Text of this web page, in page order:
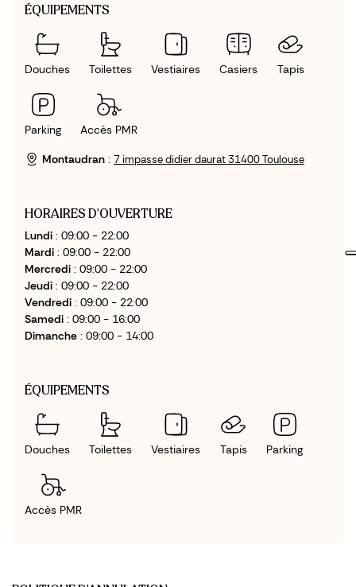
ÉQUIPEMENTS
Douches Toilettes Vestiaires Casiers Tapis
Parking Accès PMR
Montaudran : 7 impasse didier daurat 31400 Toulouse
HORAIRES D'OUVERTURE
Lundi : 09:00 - 22:00
Mardi : 09:00 - 22:00
Mercredi : 09:00 - 22:00
Jeudi : 09:00 - 22:00
Vendredi : 09:00 - 22:00
Samedi : 09:00 - 16:00
Dimanche : 09:00 - 14:00
ÉQUIPEMENTS
Douches Toilettes Vestiaires Tapis Parking
Accès PMR